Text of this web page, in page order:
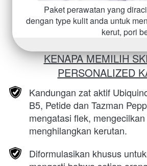
Paket perawatan yang
dengan type kulit anda untuk
kerut, pori
KENAPA MEMILIH
PERSONALIZED
Kandungan zat aktif
B5, Petide dan Tazman
mengatasi flek,
menghilangkan kerutan.
Diformulasikan khusus